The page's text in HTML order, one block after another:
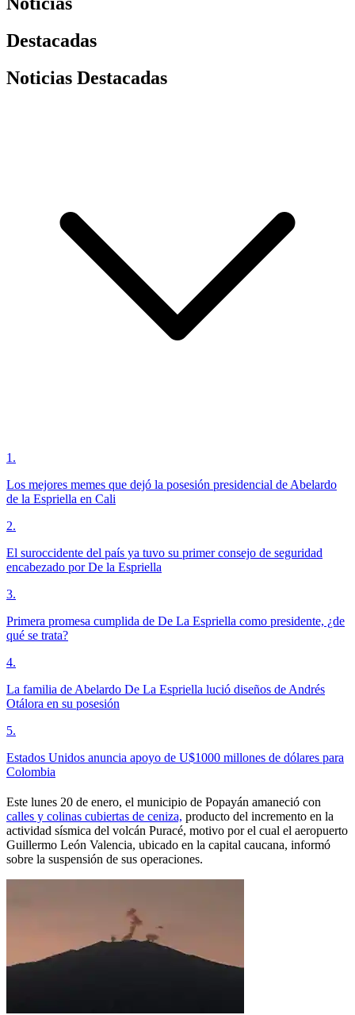
Destacadas
Noticias Destacadas
1 .
Los mejores memes que dejó la posesión presidencial de Abelardo
de la Espriella en Cali
2.
El suroccidente del país ya tuvo su primer consejo de seguridad
encabezado por De la Espriella
3.
Primera promesa cumplida de De La Espriella como presidente, ¿de
qué se trata?
4.
La familia de Abelardo De La Espriella lució diseños de Andrés
Otálora en su posesión
5.
Estados Unidos anuncia apoyo de U$1000 millones de dólares para
Colombia
Este lunes 20 de enero, el municipio de Popayán amaneció con
calles y colinas cubiertas de ceniza, producto del incremento en la
actividad sísmica del volcán Puracé, motivo por el cual el aeropuerto
Guillermo León Valencia, ubicado en la capital caucana, informó
sobre la suspensión de sus operaciones.